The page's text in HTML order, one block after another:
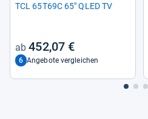
TCL 65T69C 65" QLED TV
452,07 €
6 Angebote vergleichen